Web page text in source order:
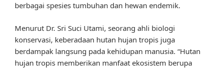
berbagai spesies tumbuhan dan hewan endemik.
Menurut Dr. Sri Suci Utami, seorang ahli biologi
konservasi, keberadaan hutan hujan tropis juga
berdampak langsung pada kehidupan manusia. “Hutan
hujan tropis memberikan manfaat ekosistem berupa